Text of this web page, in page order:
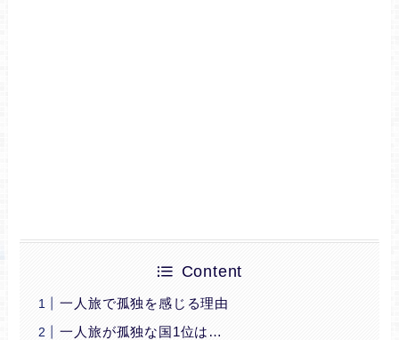
Content
一人旅で孤独を感じる理由
一人旅が孤独な国1位は…